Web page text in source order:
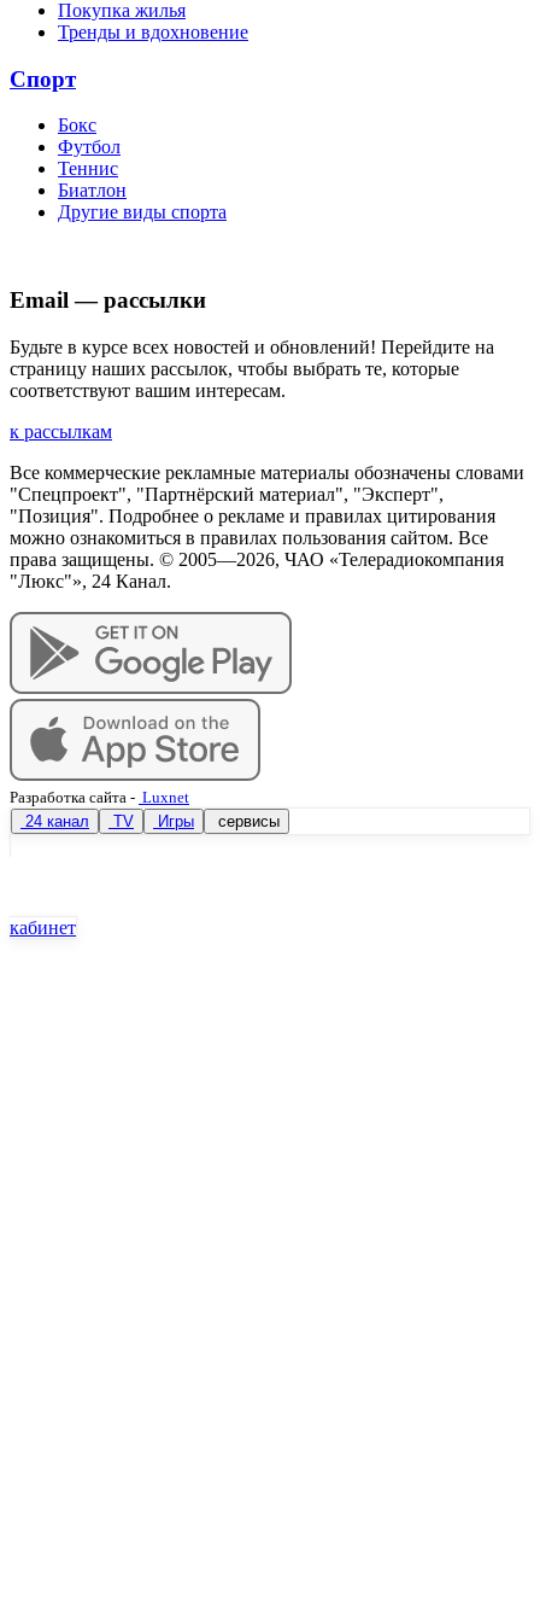
Покупка жилья
Тренды и вдохновение
Спорт
Бокс
Футбол
Теннис
Биатлон
Другие виды спорта
Email — рассылки
Будьте в курсе всех новостей и обновлений! Перейдите на
страницу наших рассылок, чтобы выбрать те, которые
соответствуют вашим интересам.
к рассылкам
Все коммерческие рекламные материалы обозначены словами
"Спецпроект", "Партнёрский материал", "Эксперт",
"Позиция". Подробнее о рекламе и правилах цитирования
можно ознакомиться в правилах пользования сайтом. Все
права защищены. © 2005—2026, ЧАО «Телерадиокомпания
"Люкс"», 24 Канал.
Разработка сайта - Luxnet
24 канал
TV Игры сервисы
кабинет